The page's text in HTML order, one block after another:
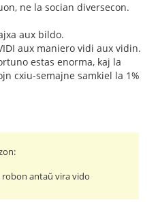
ne la socian diversecon.
aux bildo.
aux maniero vidi aux vidin.
estas enorma, kaj la
cxiu-semajne samkiel la 1%
antaŭ vira vido